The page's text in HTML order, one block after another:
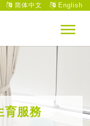
简体中文 English
育服務